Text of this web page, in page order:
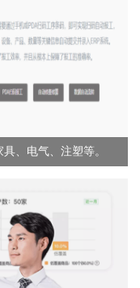
、电气、注塑等。